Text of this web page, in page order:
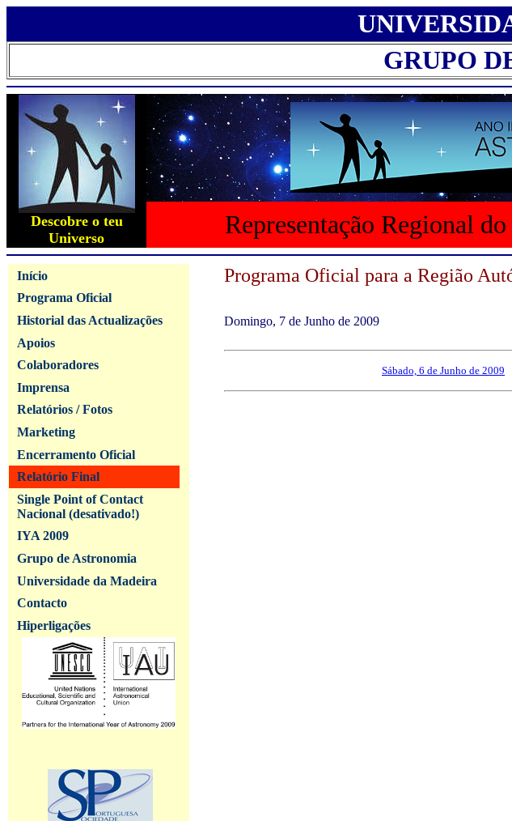
GRUPO
Descobre o teu
Universo
Representação Regional
Início
Programa Oficial
Historial das Actualizações
Apoios
Colaboradores
Imprensa
Relatórios / Fotos
Marketing
Encerramento Oficial
Relatório Final
Single Point of Contact
Nacional (desativado!)
IYA 2009
Grupo de Astronomia
Universidade da Madeira
Contacto
Hiperligações
Programa Oficial para a Região
Domingo, 7 de Junho de 2009
Sábado, 6 de Junho de 2009